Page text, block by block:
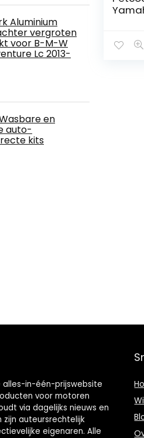
Aluminium
vergroten
voor B-M-W
Lc 2013-
en
auto-
kits
10-00
alles-in-één-prijswebsite
voor motoren
via dagelijks nieuws en
auteursrechtelijk
eigenaren. Alle